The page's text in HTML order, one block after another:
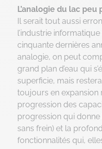
L’analogie du lac peu
Il serait tout aussi
l’industrie
cinquante dernières
analogie, on peut
grand plan d’eau qui
superficie, mais
toujours en expansion
progression des
progression qui donne
sans frein) et la
fonctionnalités qui,